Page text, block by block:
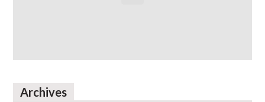
Archives